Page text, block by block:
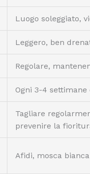
Luogo soleggiato,
Leggero, ben
Regolare,
Ogni 3-4
Tagliare
prevenire la
Afidi, mosca